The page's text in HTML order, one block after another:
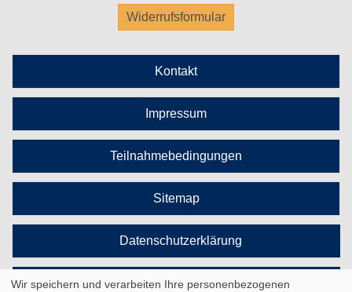
Widerrufsformular
Kontakt
Impressum
Teilnahmebedingungen
Sitemap
Datenschutzerklärung
Cookie Einstellungen
Wir speichern und verarbeiten Ihre personenbezogenen